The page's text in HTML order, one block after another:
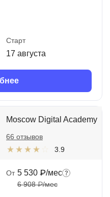
Старт
17 августа
Moscow Digital Academy
3.9
66 отзывов
От 5 530 ₽/мес
6 908 ₽/мес